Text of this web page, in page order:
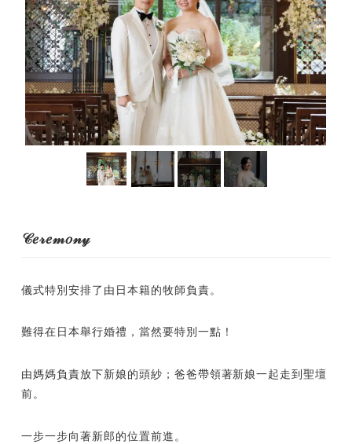
𝒞𝑒𝓇𝑒𝓂𝑜𝓃𝓎
儀式特別安排了由日本籍的牧師負責。
難得在日本舉行婚禮，當然要特別一點！
由媽媽負責放下新娘的頭紗；爸爸帶領著新娘一起走到聖壇
前。
一步一步向著新郎的位置前進。